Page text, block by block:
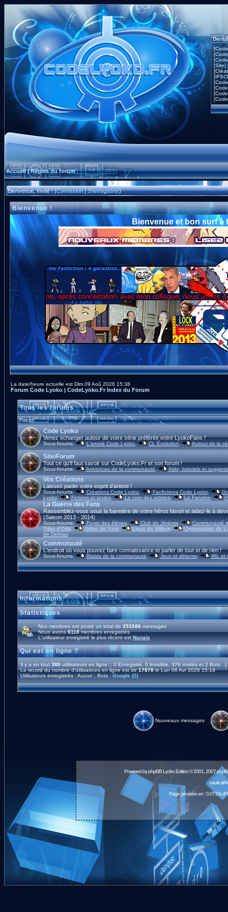
[Site]
Accueil|Règles du forum
Bienvenue, Invité ! (Connexion|S'enregistrer)
Bienvenue !
Bienvenue et bon surf à
La date/heure actuelle est Dim 09 Aoû 2026 15:38
Forum Code Lyoko | CodeLyoko.Fr Index du Forum
Tous les forums
Forum
Code Lyoko
Venez échanger autour de votre série préférée entre LyokoFans !
Sous-forums: L'animé Code Lyoko, CL Évolution Autour de la
Site/Forum
Tout ce qu'il faut savoir sur CodeLyoko.Fr et son forum !
Sous-forums: Annonces de la communauté, Aide, tutoriels et
Vos Créations
Laissez parler votre esprit d'artiste !
Sous-forums: Créations Code Lyoko, Fanfictions Code Lyoko,
Lyoko, Fictions et textes, Le coin des artistes, Le Fanzine
La Guerre des Fans
Rassemblez-vous sous la bannière de votre héros favori et aidez-le à
(Saison 2013 - 2014)
Sous-forums: Foyer des élèves, Club de Jérémie
Communauté
Tribu d'Odd
Salon de Yumi, Ligue de William,
Organisation de
de Delmas
Communauté
L'endroit où vous pouvez faire connaissance et parler de tout et de rien !
Sous-forums: Blabla de la communauté, Jeux et détente, IRL et
Informations
Statistiques
Nos membres ont posté un total de 253586 messages
Nous avons8118membres enregistrés
L'utilisateur enregistré le plus récent est Nanaïs
Qui est en ligne ?
Il y a en tout 380utilisateurs en ligne :: 0 Enregistré, 0 Invisible, 378 Invités et 2 Bots [
Le record du nombre d'utilisateurs en ligne est de17878le Lun 06 Avr 2026 15:19
Utilisateurs enregistrés : Aucun ; Bots : Google (2)
Nouveaux messages
Powered byphpBBLyoko Edition © 2001, 2007
Page générée en : 0.0716s